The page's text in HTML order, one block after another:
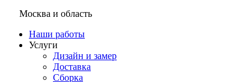
Москва и область
Наши работы
Услуги
Дизайн и замер
Доставка
Сборка